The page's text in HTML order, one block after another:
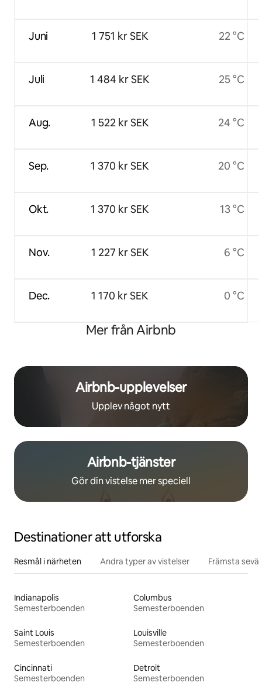
Juni
Juli
Aug.
Sep.
Okt.
Nov.
Dec.
1 751 kr SEK
1 484 kr SEK
1 522 kr SEK
1 370 kr SEK
1 370 kr SEK
1 227 kr SEK
1 170 kr SEK
22 °C
25 °C
24 °C
20 °C
13 °C
6 °C
0 °C
Mer från Airbnb
Airbnb-upplevelser
Upplev något nytt
Airbnb-tjänster
Gör din vistelse mer speciell
Destinationer att utforska
Resmål i närheten Andra typer av vistelser Främsta
Indianapolis
Semesterboenden
Columbus
Semesterboenden
Saint Louis
Semesterboenden
Louisville
Semesterboenden
Cincinnati
Semesterboenden
Detroit
Semesterboenden